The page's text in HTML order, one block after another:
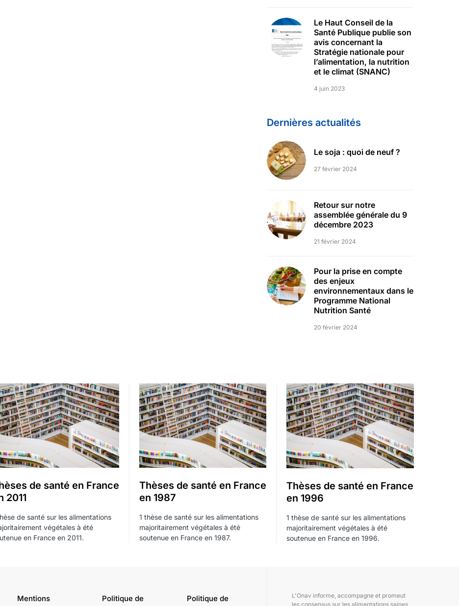
Le Haut Conseil de la
Santé Publique publie son
avis concernant la
Stratégie nationale pour
l’alimentation, la nutrition
et le climat (SNANC)
4 juin 2023
Dernières actualités
Le soja : quoi de neuf ?
27 février 2024
Retour sur notre
assemblée générale du 9
décembre 2023
21 février 2024
Pour la prise en compte
des enjeux
environnementaux dans le
Programme National
Nutrition Santé
20 février 2024
de santé en France
2011
de santé sur les alimentations
végétales à été
en France en 2011.
Thèses de santé en France
en 1987
1 thèse de santé sur les alimentations
majoritairement végétales à été
soutenue en France en 1987.
Thèses de santé en France
en 1996
1 thèse de santé sur les alimentations
majoritairement végétales à été
soutenue en France en 1996.
Mentions
Politique de
Politique de
L'Onav informe, accompagne et promeut
les consensus sur les alimentations saines